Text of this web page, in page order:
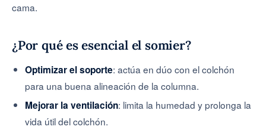
cama.
¿Por qué es esencial el somier?
Optimizar el soporte: actúa en dúo con el colchón
para una buena alineación de la columna.
Mejorar la ventilación: limita la humedad y prolonga la
vida útil del colchón.